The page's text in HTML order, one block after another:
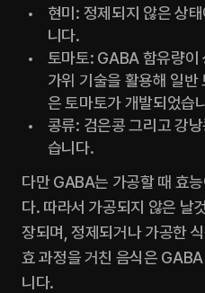
현미: 정제되지 않은 상
니다.
토마토: GABA 함유량이
가위 기술을 활용해 일
은 토마토가 개발되었습
콩류: 검은콩 그리고 강
습니다.
다만 GABA는 가공할 때 효
다. 따라서 가공되지 않은 날
장되며, 정제되거나 가공한
효 과정을 거친 음식은
니다.